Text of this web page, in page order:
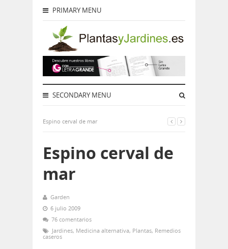
PRIMARY MENU
SECONDARY MENU
Espino cerval de mar
Espino cerval de
mar
Garden
6 julio 2009
76 comentarios
Jardines, Medicina alternativa, Plantas, Remedios
caseros